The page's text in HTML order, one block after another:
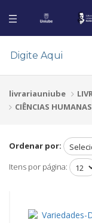
livrariauniube
CIÊNCIAS
Ordenar por:
Itens por página: